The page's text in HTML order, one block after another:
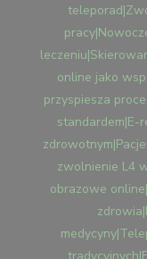
online jako
przyspiesza
standardem|E-
zwolnienie L4
obrazowe